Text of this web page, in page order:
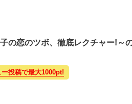
の恋のツボ、徹底レクチャー!～
ー投稿で最大1000pt!